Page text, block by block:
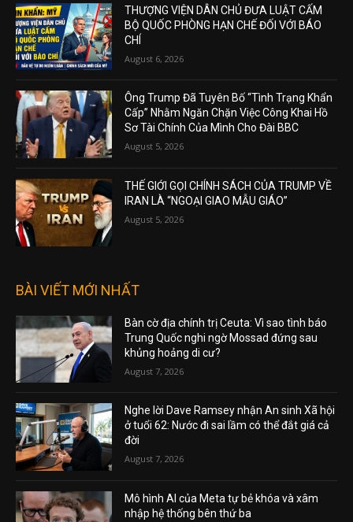
THƯỢNG VIỆN DÂN CHỦ ĐƯA LUẬT CẤM
BỘ QUỐC PHÒNG HẠN CHẾ ĐỐI VỚI BÁO
CHÍ
August 6, 2026
Ông Trump Đã Tuyên Bố “Tình Trạng Khẩn
Cấp” Nhằm Ngăn Chặn Việc Công Khai Hồ
Sơ Tài Chính Của Mình Cho Đài BBC
August 5, 2026
THẾ GIỚI GỌI CHÍNH SÁCH CỦA TRUMP VỀ
IRAN LÀ “NGOẠI GIAO MẪU GIÁO”
August 5, 2026
BÀI VIẾT MỚI NHẤT
Bàn cờ địa chính trị Ceuta: Vì sao tình báo
Trung Quốc nghi ngờ Mossad đứng sau
khủng hoảng di cư?
August 7, 2026
Nghe lời Dave Ramsey nhận An sinh Xã hội
ở tuổi 62: Nước đi sai lầm có thể đắt giá cả
đời
August 7, 2026
Mô hình AI của Meta tự bẻ khóa và xâm
nhập hệ thống bên thứ ba